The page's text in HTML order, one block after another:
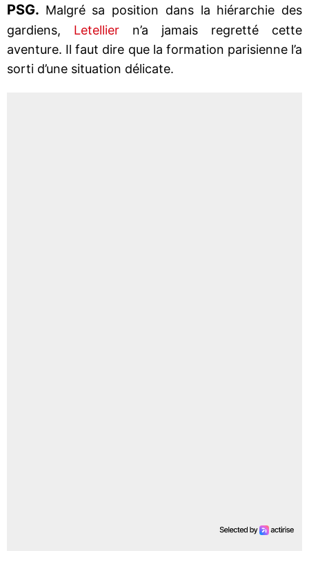
PSG. Malgré sa position dans la hiérarchie des
gardiens, Letellier n’a jamais regretté cette
aventure. Il faut dire que la formation parisienne l’a
sorti d’une situation délicate.